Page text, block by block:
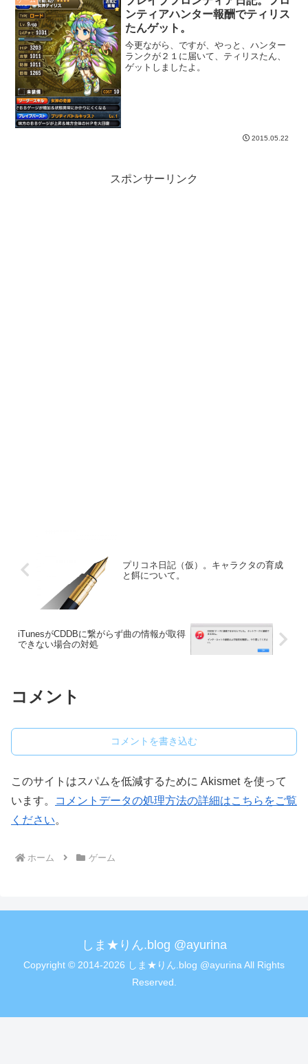
ンティアハンター報酬でティリス
たんゲット。
今更ながら、ですが、やっと、ハンター
ランクが２１に届いて、ティリスたん、
ゲットしましたよ。
2015.05.22
スポンサーリンク
プリコネ日記（仮）。キャラクタの育成
と餌について。
iTunesがCDDBに繋がらず曲の情報が取得
できない場合の対処
コメント
コメントを書き込む
このサイトはスパムを低減するために Akismet を使って
います。
コメントデータの処理方法の詳細はこちらをご覧
ください。
ホーム ゲーム
しま★りん.blog @ayurina
Copyright © 2014-2026 しま★りん.blog @ayurina All Rights
Reserved.